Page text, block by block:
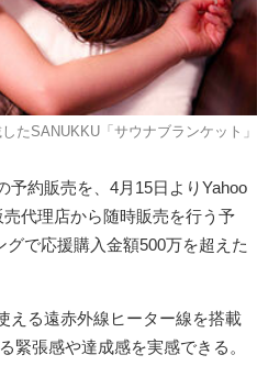
たSANUKKU「サウナブランケット」
予約販売を、4月15日よりYahoo
代理店から随時販売を行う予
で応援購入金額500万を超えた
える遠赤外線ヒーター線を搭載
緊張感や達成感を実感できる。